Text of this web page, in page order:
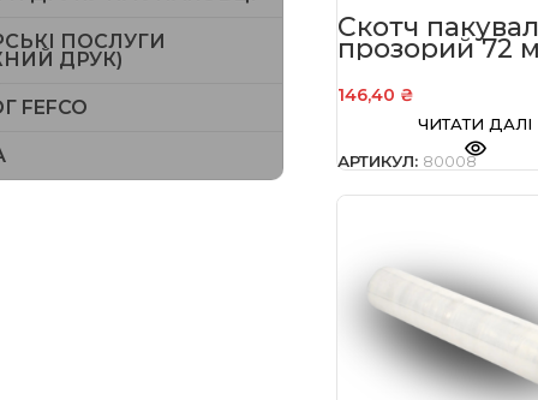
ПОСЛУГИ
ДРУК)
FEFCO
Скотч
прозорий 72
200 м 45 мкм
146,40 ₴
ЧИТАТИ ДАЛІ
АРТИКУЛ: 80008